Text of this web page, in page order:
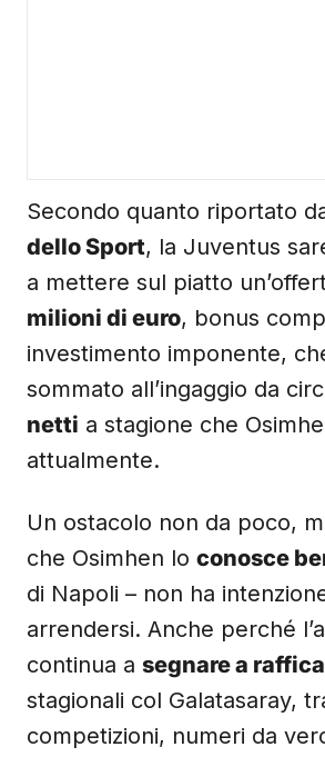
Secondo quanto riportato
dello Sport, la Juventus
a mettere sul piatto
milioni di euro, bonus
investimento imponente,
sommato all’ingaggio da
netti a stagione che
attualmente.
Un ostacolo non da poco,
che Osimhen lo conosce
di Napoli – non ha
arrendersi. Anche perché
continua a segnare a raffica
stagionali col Galatasaray,
competizioni, numeri da